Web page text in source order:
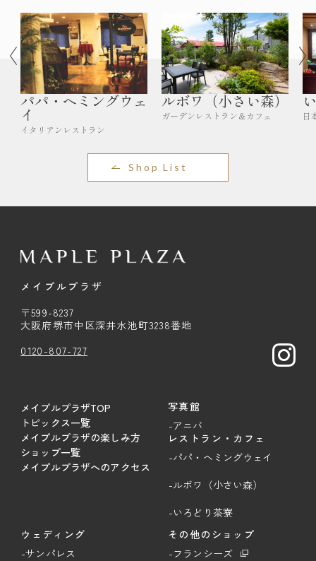
パパ・ヘミングウェ
イ
イタリアンレストラン
ルボワ（小さい森）
ガーデンレストラン＆カフェ 日
Shop List
メイプルプラザ
〒599-8237
大阪府堺市中区深井水池町3238番地
0120-807-727
メイプルプラザTOP
トピックス一覧
メイプルプラザの楽しみ方
ショップ一覧
メイプルプラザへのアクセス
写真館
-アニバ
レストラン・カフェ
-パパ・ヘミングウェイ
-ルボワ（小さい森）
-いろどり茶寮
ウェディング
-サンパレス
その他のショップ
-フランシーズ